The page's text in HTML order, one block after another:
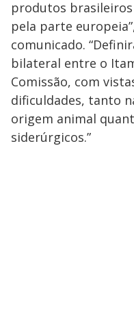
produtos
pela parte
comunicado.
bilateral entre o
Comissão, com
dificuldades, tanto
origem animal
siderúrgicos.”